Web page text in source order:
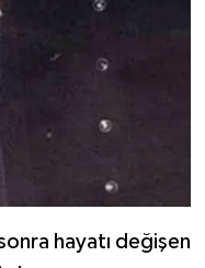
hayatı değişen